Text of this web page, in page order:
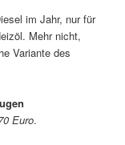
im Jahr, nur für
Mehr nicht,
Variante des
Euro.